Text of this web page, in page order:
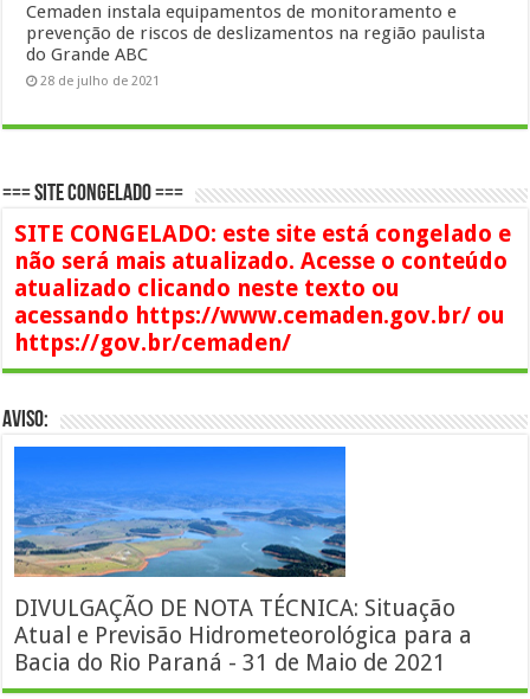
Cemaden instala equipamentos de monitoramento e
prevenção de riscos de deslizamentos na região paulista
do Grande ABC
28 de julho de 2021
=== SITE CONGELADO ===
SITE CONGELADO: este site está congelado e
não será mais atualizado. Acesse o conteúdo
atualizado clicando neste texto ou
acessando https://www.cemaden.gov.br/ ou
https://gov.br/cemaden/
AVISO:
DIVULGAÇÃO DE NOTA TÉCNICA: Situação
Atual e Previsão Hidrometeorológica para a
Bacia do Rio Paraná - 31 de Maio de 2021